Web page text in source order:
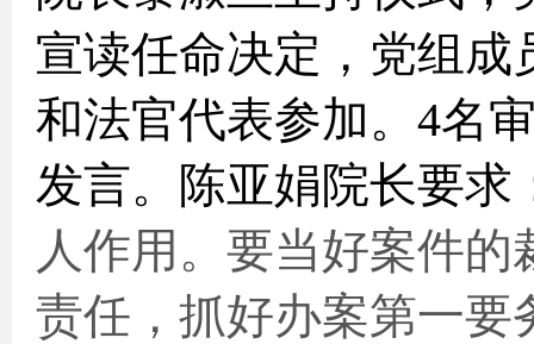
宣读任命决定，党组
和法官代表参加。 4名
发言。陈亚娟院长要求
人作用。要当好案件
责任，抓好办案第一要